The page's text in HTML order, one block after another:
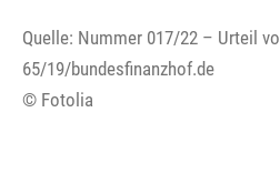
Quelle: Nummer 017/22 – Urteil
65/19/bundesfinanzhof.de
© Fotolia